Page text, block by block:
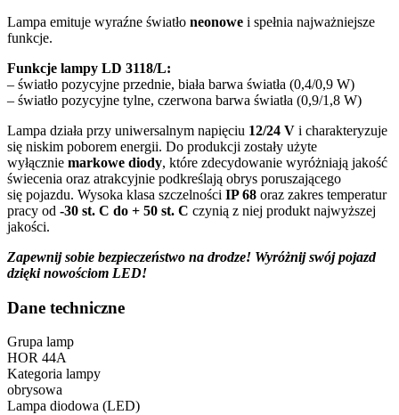
Lampa emituje wyraźne światło neonowe i spełnia najważniejsze
funkcje.
Funkcje lampy LD 3118/L:
– światło pozycyjne przednie, biała barwa światła (0,4/0,9 W)
– światło pozycyjne tylne, czerwona barwa światła (0,9/1,8 W)
Lampa działa przy uniwersalnym napięciu 12/24 V i charakteryzuje
się niskim poborem energii. Do produkcji zostały użyte
wyłącznie markowe diody, które zdecydowanie wyróżniają jakość
świecenia oraz atrakcyjnie podkreślają obrys poruszającego
się pojazdu. Wysoka klasa szczelności IP 68 oraz zakres temperatur
pracy od -30 st. C do + 50 st. C czynią z niej produkt najwyższej
jakości.
Zapewnij sobie bezpieczeństwo na drodze! Wyróżnij swój pojazd
dzięki nowościom LED!
Dane techniczne
Grupa lamp
HOR 44A
Kategoria lampy
obrysowa
Lampa diodowa (LED)